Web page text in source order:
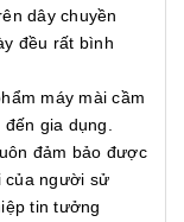
dây chuyền
đều rất bình
máy mài cầm
gia dụng.
đảm bảo được
của người sử
tin tưởng